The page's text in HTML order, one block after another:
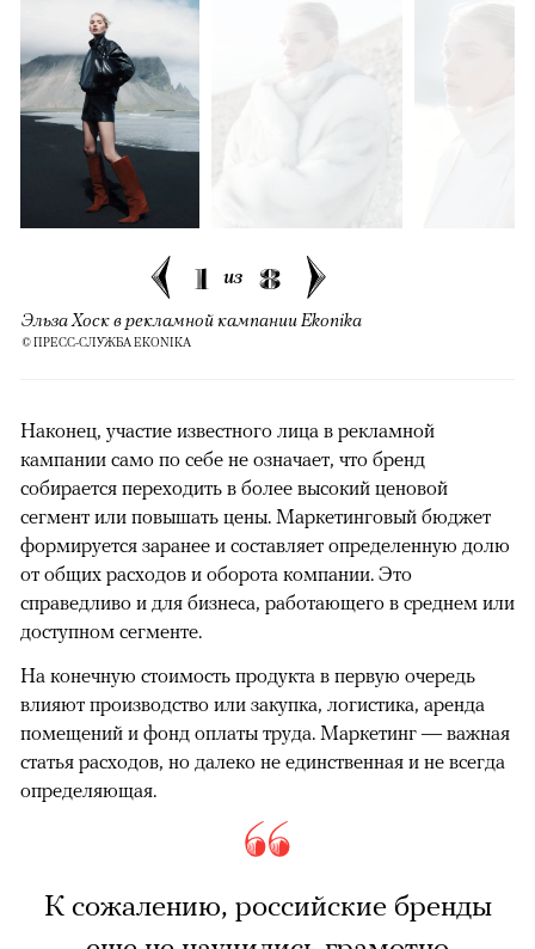
1 из 8
Эльза Хоск в рекламной кампании Ekonika
© ПРЕСС-СЛУЖБА EKONIKA
Наконец, участие известного лица в рекламной
кампании само по себе не означает, что бренд
собирается переходить в более высокий ценовой
сегмент или повышать цены. Маркетинговый бюджет
формируется заранее и составляет определенную долю
от общих расходов и оборота компании. Это
справедливо и для бизнеса, работающего в среднем или
доступном сегменте.
На конечную стоимость продукта в первую очередь
влияют производство или закупка, логистика, аренда
помещений и фонд оплаты труда. Маркетинг — важная
статья расходов, но далеко не единственная и не всегда
определяющая.
К сожалению, российские бренды